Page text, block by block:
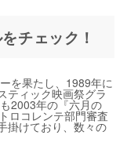
チェック！
を果たし、1989年に
ティック映画祭グラ
2003年の『六月の
ロコレンテ部門審査
掛けており、数々の